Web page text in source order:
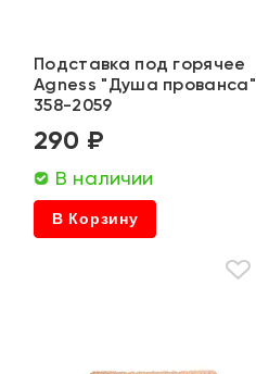
Подставка под горячее
Agness "Душа прованса"
358-2059
290 ₽
В наличии
В Корзину